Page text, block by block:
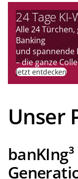
24 Tage KI-
Alle 24
Banking
und spannende
– die ganze
Jetzt entdecken
Unser